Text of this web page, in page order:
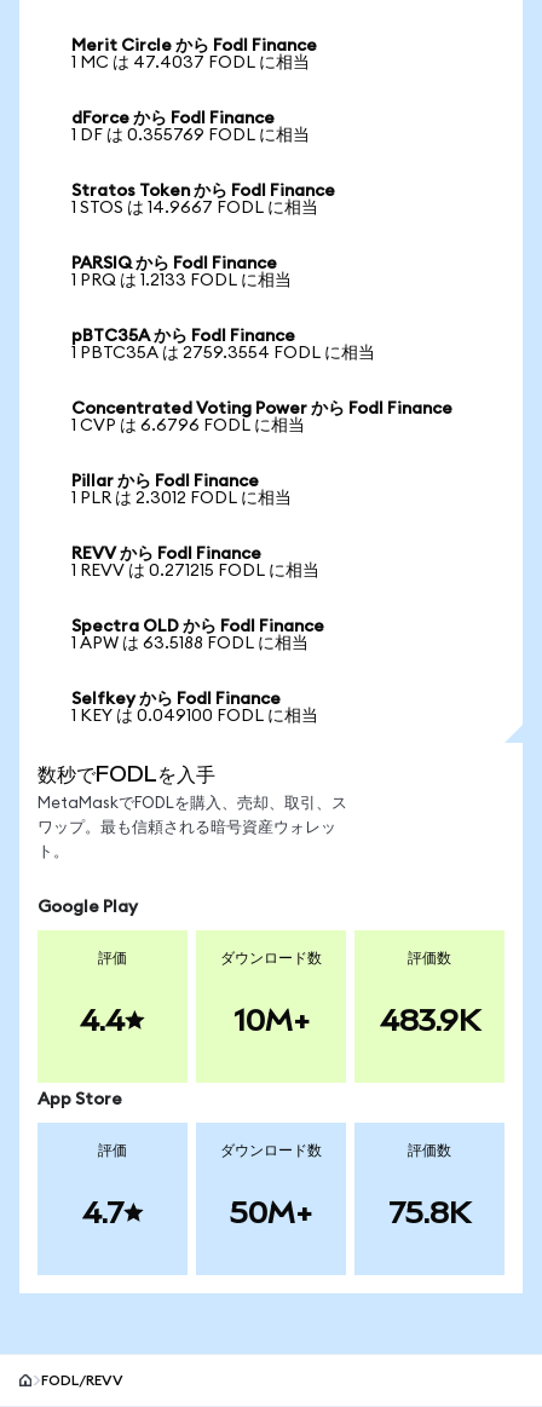
Merit Circle から Fodl Finance
1 MC は 47.4037 FODL に相当
dForce から Fodl Finance
1 DF は 0.355769 FODL に相当
Stratos Token から Fodl Finance
1 STOS は 14.9667 FODL に相当
PARSIQ から Fodl Finance
1 PRQ は 1.2133 FODL に相当
pBTC35A から Fodl Finance
1 PBTC35A は 2759.3554 FODL に相当
Concentrated Voting Power から Fodl Finance
1 CVP は 6.6796 FODL に相当
Pillar から Fodl Finance
1 PLR は 2.3012 FODL に相当
REVV から Fodl Finance
1 REVV は 0.271215 FODL に相当
Spectra OLD から Fodl Finance
1 APW は 63.5188 FODL に相当
Selfkey から Fodl Finance
1 KEY は 0.049100 FODL に相当
数秒でFODLを入手
MetaMaskでFODLを購入、売却、取引、ス
ワップ。最も信頼される暗号資産ウォレッ
ト。
Google Play
評価
4.4
ダウンロード数
10M+
評価数
483.9K
App Store
評価
4.7
ダウンロード数
50M+
評価数
75.8K
FODL/REVV